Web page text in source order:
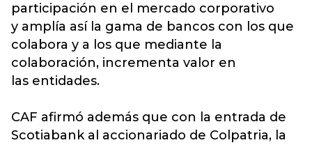
participación en el mercado corporativo
y amplía así la gama de bancos con los que
colabora y a los que mediante la
colaboración, incrementa valor en
las entidades.
CAF afirmó además que con la entrada de
Scotiabank al accionariado de Colpatria, la